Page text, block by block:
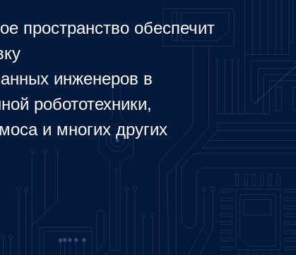
пространство обеспечит
инженеров в
робототехники,
и многих других